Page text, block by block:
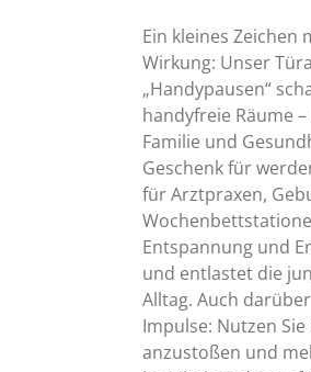
Ein kleines Zeichen
Wirkung: Unser
„Handypausen“
handyfreie Räume
Familie und
Geschenk für
für Arztpraxen,
Entspannung und
und entlastet die
Alltag. Auch
Impulse: Nutzen
anzustoßen und